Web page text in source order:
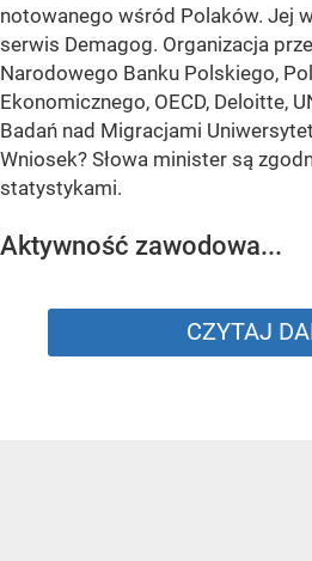
notowanego wśród Polaków. Jej
serwis Demagog. Organizacja
Narodowego Banku Polskiego,
Ekonomicznego, OECD, Deloitte,
Badań nad Migracjami
Wniosek? Słowa minister są
statystykami.
Aktywność zawodowa...
CZYTAJ